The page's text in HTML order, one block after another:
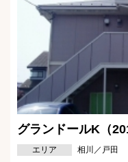
グランドールK（
エリア
相川／戸田